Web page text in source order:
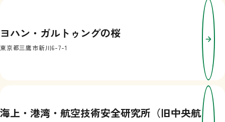
ヨハン・ガルトゥングの桜
東京都三鷹市新川6-7-1
海上・港湾・航空技術安全研究所（旧中央航